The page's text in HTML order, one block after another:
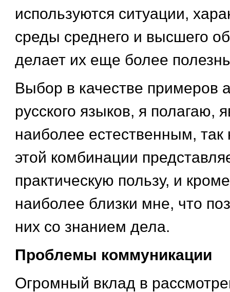
используются ситуации,
среды среднего и высшего
делает их еще более
Выбор в качестве примеров
русского языков, я полагаю,
наиболее естественным, так
этой комбинации
практическую пользу, и
наиболее близки мне, что
них со знанием дела.
Проблемы коммуникации
Огромный вклад в